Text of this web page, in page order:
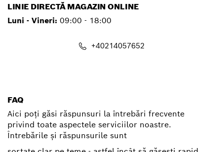
LINIE DIRECTĂ MAGAZIN ONLINE
Luni - Vineri: 09:00 - 18:00
+40214057652
FAQ
Aici poți găsi răspunsuri la întrebări frecvente
privind toate aspectele serviciilor noastre.
Întrebările și răspunsurile sunt